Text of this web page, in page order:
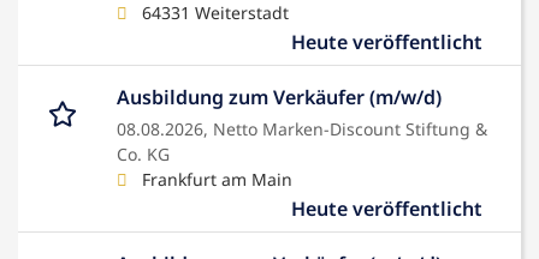
64331 Weiterstadt
Heute veröffentlicht
Ausbildung zum Verkäufer (m/w/d)
08.08.2026, Netto Marken-Discount Stiftung &
Co. KG
Frankfurt am Main
Heute veröffentlicht